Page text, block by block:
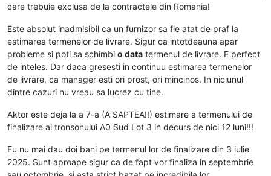
care trebuie exclusa de la contractele din Romania!
Este absolut inadmisibil ca un furnizor sa fie atat de praf la
estimarea termenelor de livrare. Sigur ca intotdeauna apar
probleme si poti sa schimbi o data termenul de livrare. E perfect
de inteles. Dar daca gresesti in continuu estimarea termenelor
de livrare, ca manager esti ori prost, ori mincinos. In niciunul
dintre cazuri nu vreau sa lucrez cu tine.
Aktor este deja la a 7-a (A SAPTEA!!) estimare a termenului de
finalizare al tronsonului A0 Sud Lot 3 in decurs de nici 12 luni!!!
Eu nu mai dau doi bani pe termenul lor de finalizare din 3 iulie
2025. Sunt aproape sigur ca de fapt vor finaliza in septembrie